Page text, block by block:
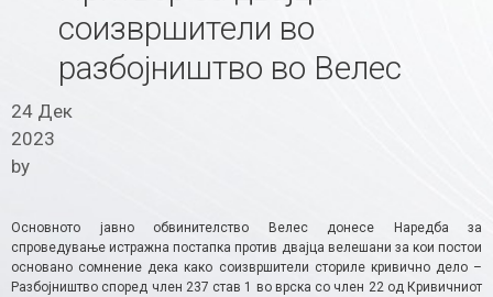
соизвршители во
разбојништво во Велес
24 Дек
2023
by
Основното јавно обвинителство Велес донесе Наредба за
спроведување истражна постапка против двајца велешани за кои постои
основано сомнение дека како соизвршители сториле кривично дело –
Разбојништво според член 237 став 1 во врска со член 22 од Кривичниот